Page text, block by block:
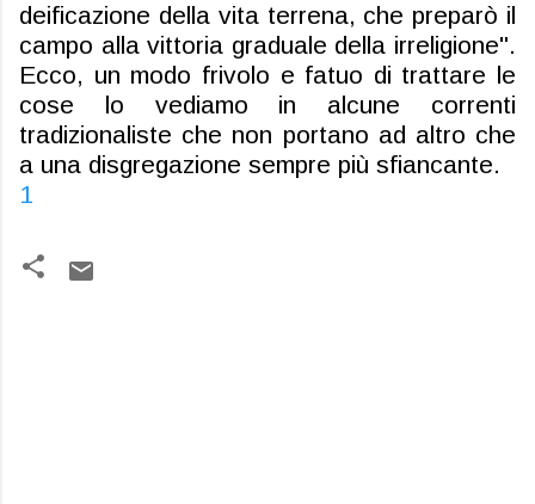
deificazione della vita terrena, che preparò il
campo alla vittoria graduale della irreligione".
Ecco, un modo frivolo e fatuo di trattare le
cose lo vediamo in alcune correnti
tradizionaliste che non portano ad altro che
a una disgregazione sempre più sfiancante.
1